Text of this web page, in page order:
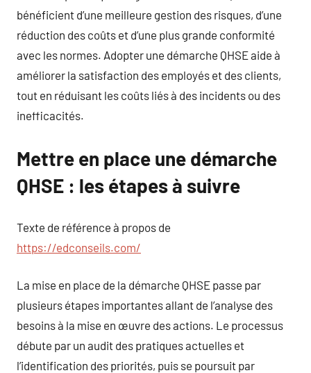
bénéficient d’une meilleure gestion des risques, d’une
réduction des coûts et d’une plus grande conformité
avec les normes. Adopter une démarche QHSE aide à
améliorer la satisfaction des employés et des clients,
tout en réduisant les coûts liés à des incidents ou des
inefficacités.
Mettre en place une démarche
QHSE : les étapes à suivre
Texte de référence à propos de
https://edconseils.com/
La mise en place de la démarche QHSE passe par
plusieurs étapes importantes allant de l’analyse des
besoins à la mise en œuvre des actions. Le processus
débute par un audit des pratiques actuelles et
l’identification des priorités, puis se poursuit par